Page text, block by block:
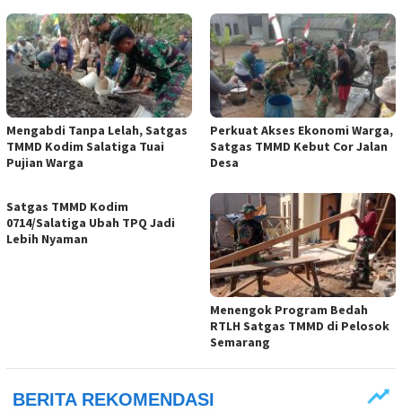
Mengabdi Tanpa Lelah, Satgas
TMMD Kodim Salatiga Tuai
Pujian Warga
Perkuat Akses Ekonomi Warga,
Satgas TMMD Kebut Cor Jalan
Desa
Satgas TMMD Kodim
0714/Salatiga Ubah TPQ Jadi
Lebih Nyaman
Menengok Program Bedah
RTLH Satgas TMMD di Pelosok
Semarang